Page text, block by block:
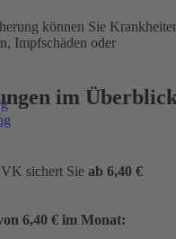
können Sie
Impfschäden oder
im
sichert Sie ab 6,40 €
6,40 € im Monat: